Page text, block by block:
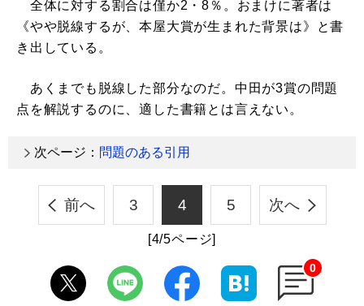
全体に対する割合は僅か2・8％。おまけに著者は
《やや脱線するが、本屋大賞が生まれた背景は》と書
き出している。
あくまでも脱線した部分なのだ。中田が3賞の問題
点を解説するのに、適した書籍とは言えない。
次ページ： 問題のある引用
前へ 3 4 5 次へ
[4/5ページ]
0